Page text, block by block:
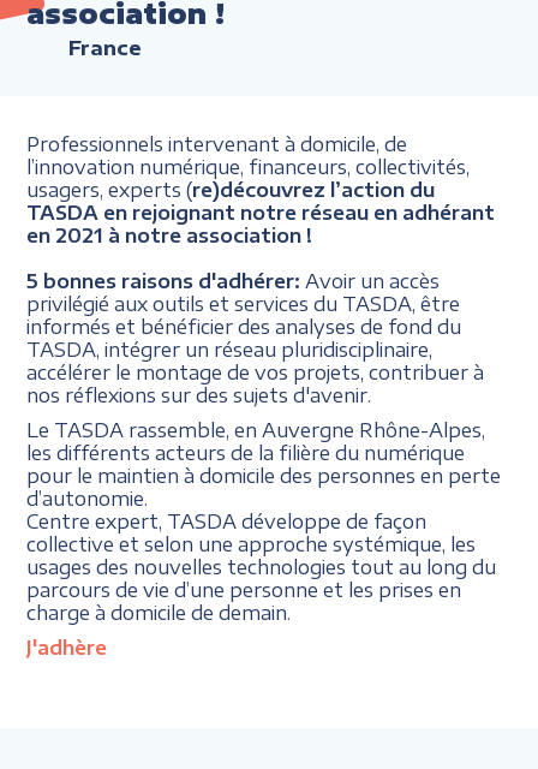
association !
France
Professionnels intervenant à domicile, de
l’innovation numérique, financeurs, collectivités,
usagers, experts (re)découvrez l’action du
TASDA en rejoignant notre réseau en adhérant
en 2021 à notre association !
5 bonnes raisons d'adhérer: Avoir un accès
privilégié aux outils et services du TASDA, être
informés et bénéficier des analyses de fond du
TASDA, intégrer un réseau pluridisciplinaire,
accélérer le montage de vos projets, contribuer à
nos réflexions sur des sujets d'avenir.
Le TASDA rassemble, en Auvergne Rhône-Alpes,
les différents acteurs de la filière du numérique
pour le maintien à domicile des personnes en perte
d’autonomie.
Centre expert, TASDA développe de façon
collective et selon une approche systémique, les
usages des nouvelles technologies tout au long du
parcours de vie d’une personne et les prises en
charge à domicile de demain.
J'adhère